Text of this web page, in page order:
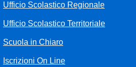
Ufficio Scolastico Regionale
Ufficio Scolastico Territoriale
Scuola in Chiaro
Iscrizioni On Line